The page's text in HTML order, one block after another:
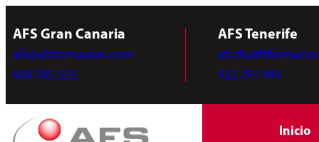
AFS Gran Canaria
afs@afsformacion.com
928 785 553
AFS Tenerife
922 291 993
Inicio